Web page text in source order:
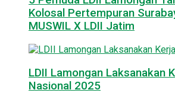
Kolosal Pertempuran
MUSWIL X LDII Jatim
LDII Lamongan Laksanakan
Nasional 2025